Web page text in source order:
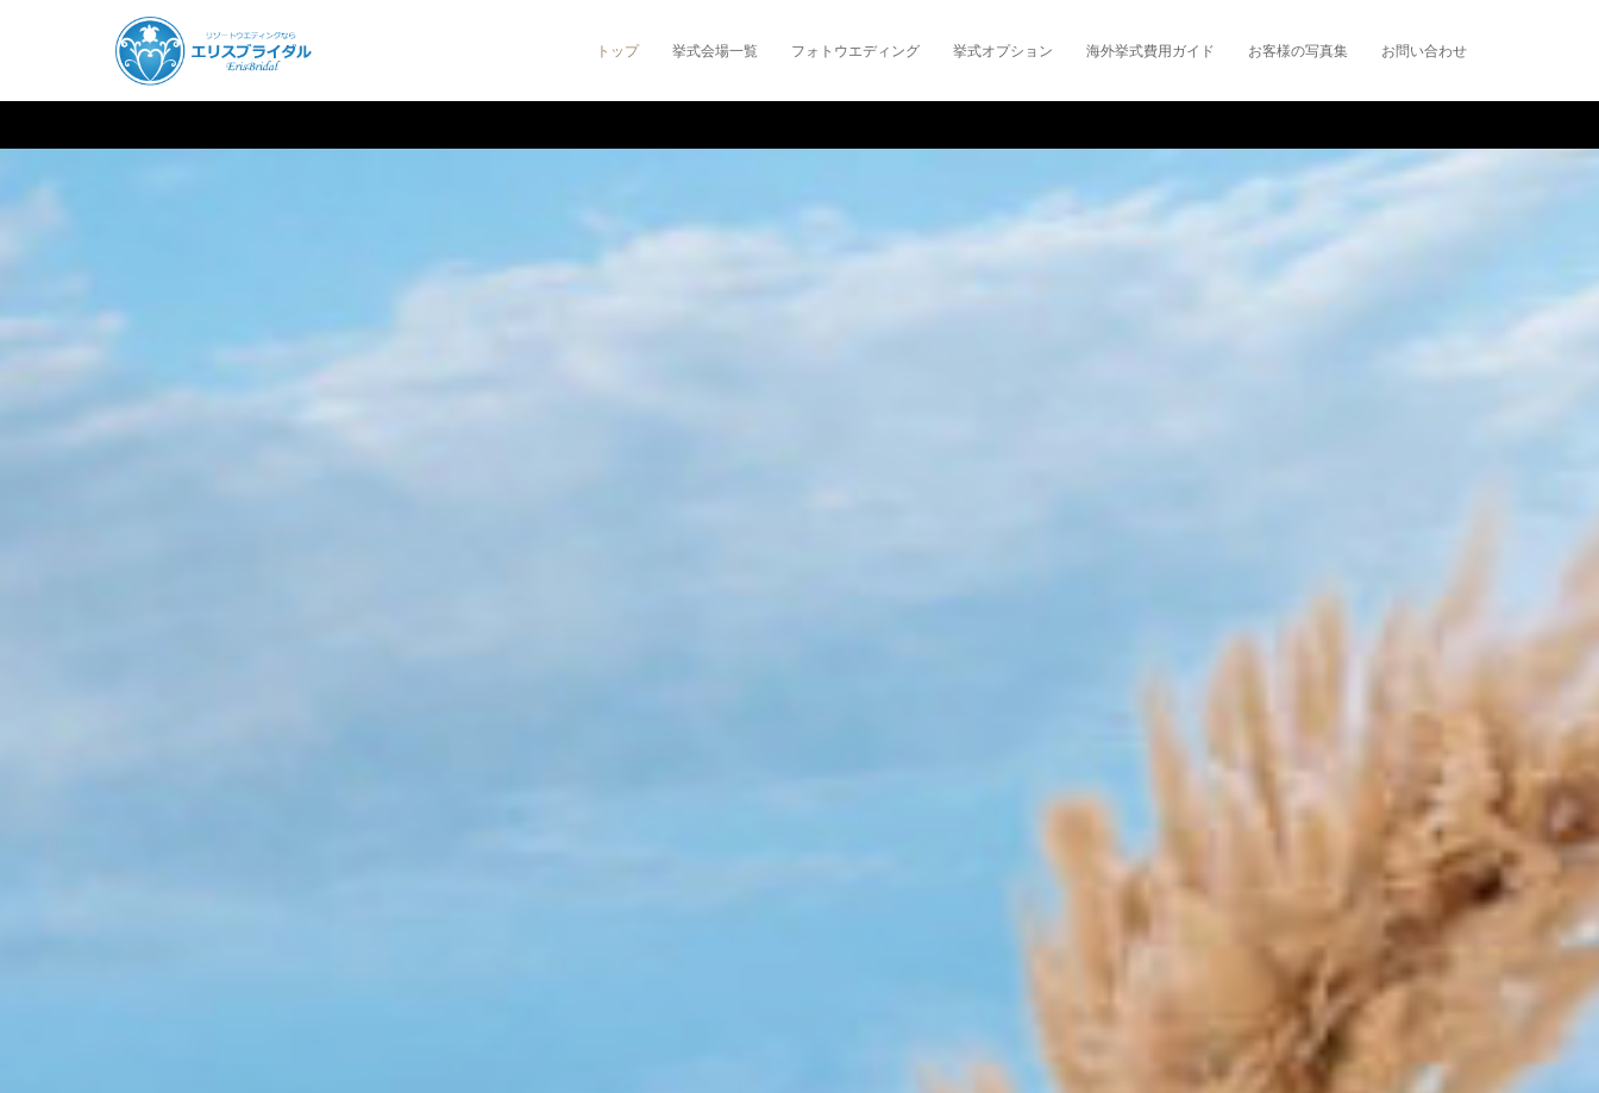
トップ 挙式会場一覧 フォトウエディング 挙式オプション 海外挙式費用ガイド お客様の写真集 お問い合わせ